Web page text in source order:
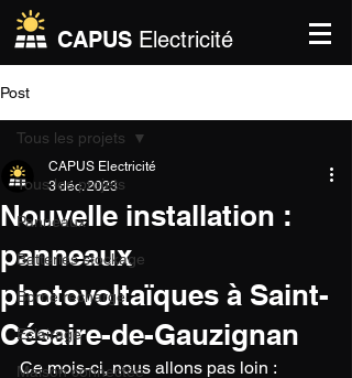
CAPUS Electricité
Post
Tous les projets
Panneaux
Batteries stockage
Borne recharge
Eclairage
Maison connectée
Tous les projets
Nouvelle installation :
panneaux
photovoltaïques à Saint-
Césaire-de-Gauzignan
CAPUS Electricité
3 déc. 2023
Ce mois-ci, nous allons pas loin :